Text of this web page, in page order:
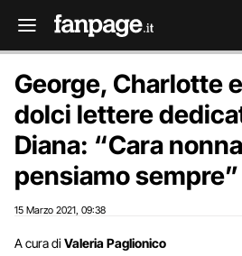
George, Charlotte
dolci lettere
Diana: “Cara
pensiamo sempre”
15 Marzo 2021 09:38
A cura di Valeria Paglionico